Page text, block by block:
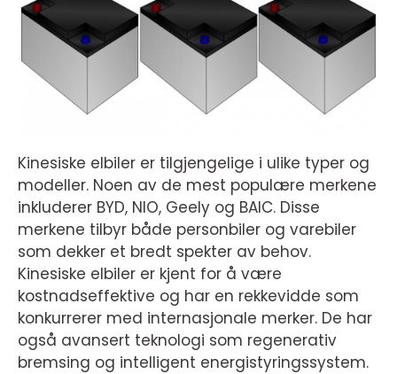
Kinesiske elbiler er tilgjengelige i ulike typer og
modeller. Noen av de mest populære merkene
inkluderer BYD, NIO, Geely og BAIC. Disse
merkene tilbyr både personbiler og varebiler
som dekker et bredt spekter av behov.
Kinesiske elbiler er kjent for å være
kostnadseffektive og har en rekkevidde som
konkurrerer med internasjonale merker. De har
også avansert teknologi som regenerativ
bremsing og intelligent energistyringssystem.